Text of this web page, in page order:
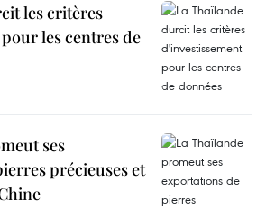
les critères
les centres de
ses
précieuses et